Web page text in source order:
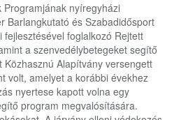
nyíregyházi
Barlangkutató és Szabadidősport
foglalkozó Rejtett
a szenvedélybetegeket segítő
Alapítvány versengett
volt, amelyet a korábbi évekhez
nyertese kapott volna egy
program megvalósítására.